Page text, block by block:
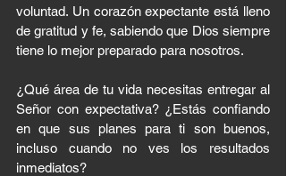
voluntad. Un corazón expectante está lleno
de gratitud y fe, sabiendo que Dios siempre
tiene lo mejor preparado para nosotros.
¿Qué área de tu vida necesitas entregar al
Señor con expectativa? ¿Estás confiando
en que sus planes para ti son buenos,
incluso cuando no ves los resultados
inmediatos?